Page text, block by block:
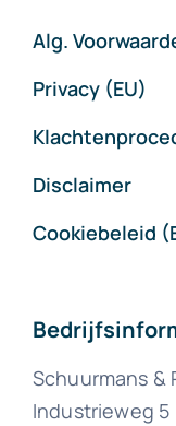
Alg.
Privacy (EU)
Disclaimer
Cookiebeleid
Schuurmans &
Industrieweg 5